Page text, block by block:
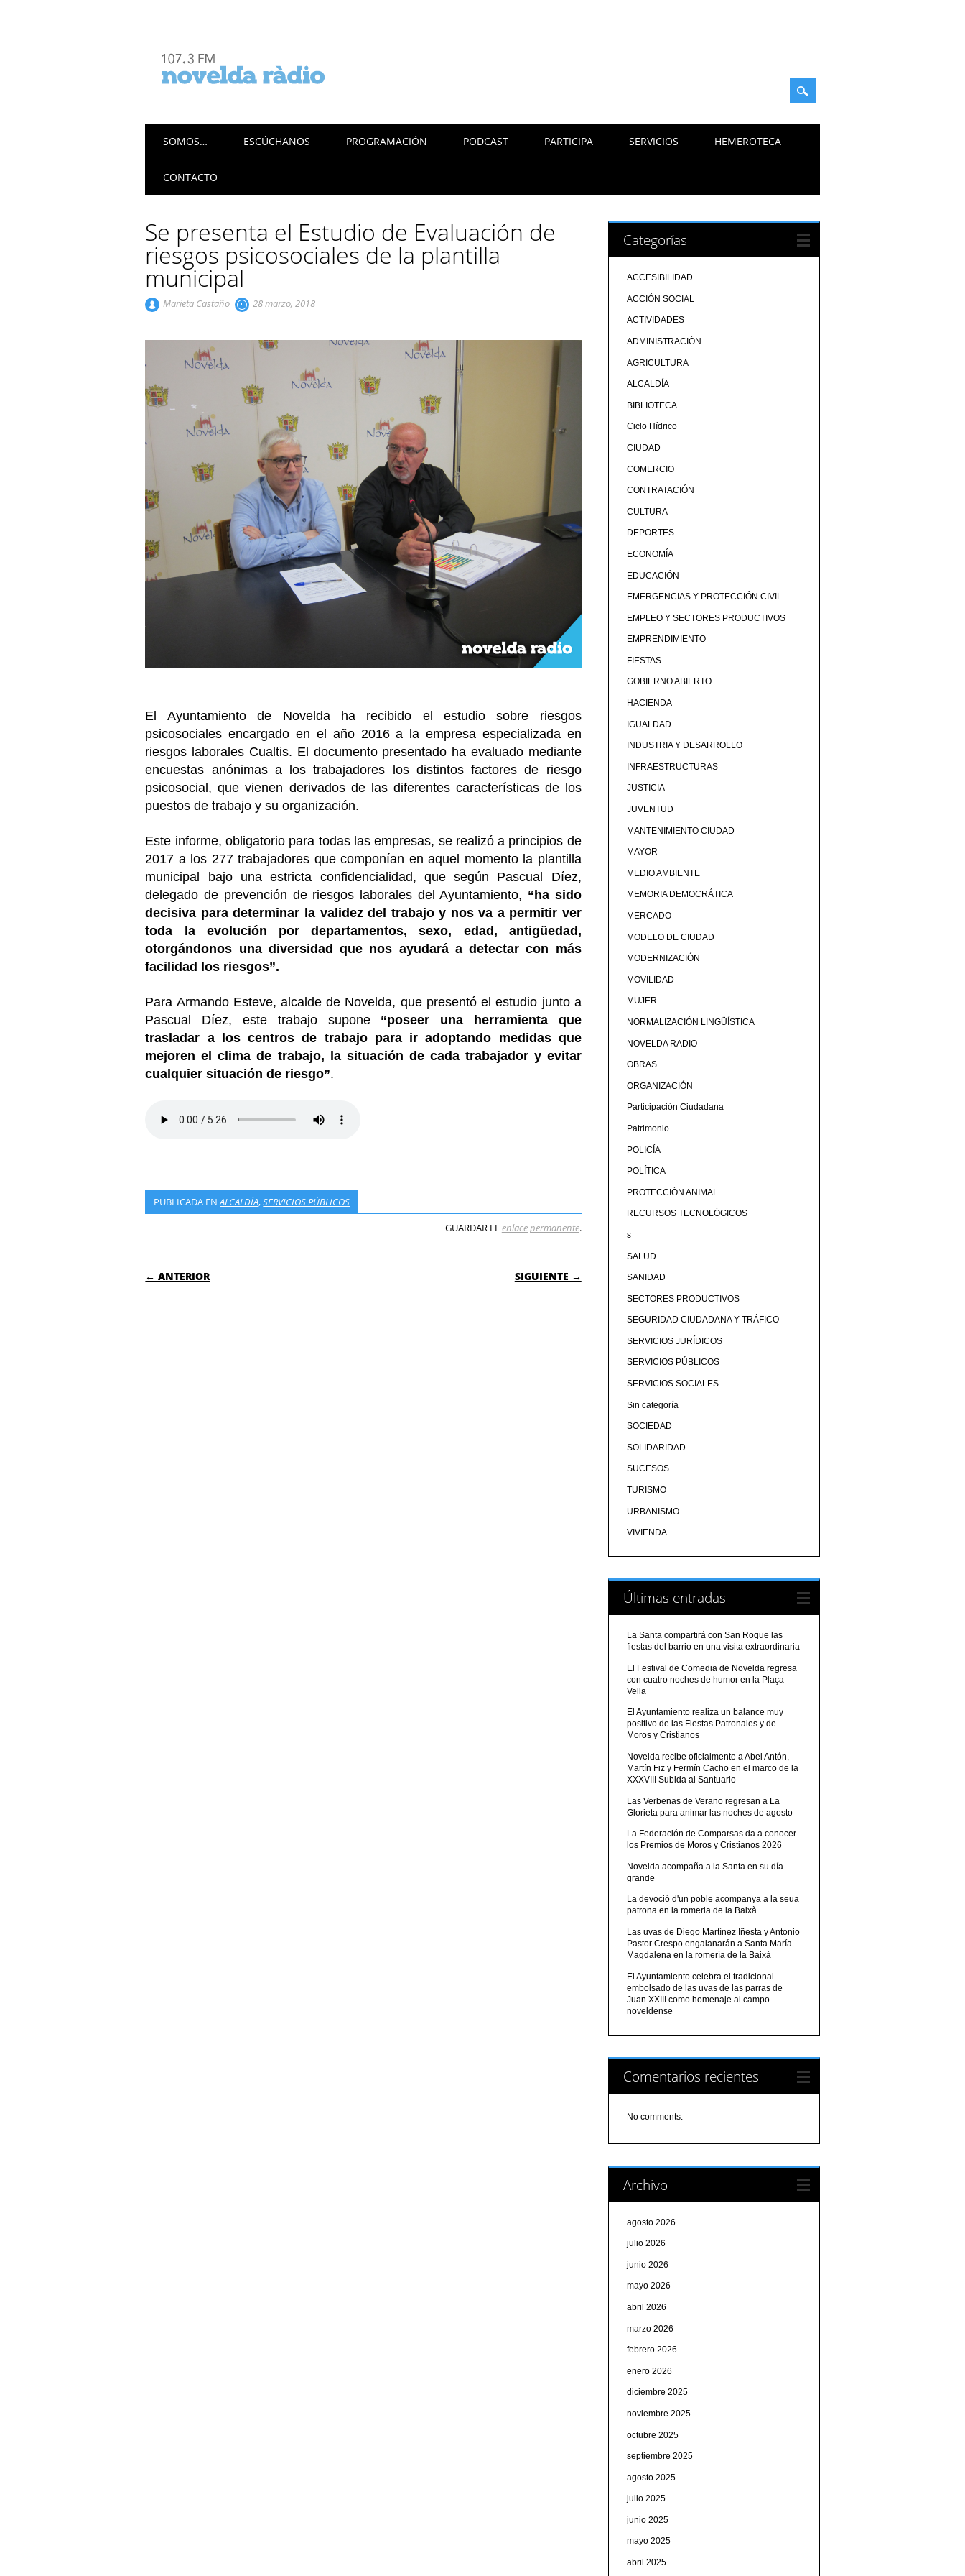
Menú principal
SOMOS… ESCÚCHANOS PROGRAMACIÓN PODCAST PARTICIPA SERVICIOS HEMEROTECA
CONTACTO
Se presenta el Estudio de Evaluación de
riesgos psicosociales de la plantilla
municipal
Marieta Castaño 28 marzo, 2018
El Ayuntamiento de Novelda ha recibido el estudio sobre riesgos
psicosociales encargado en el año 2016 a la empresa especializada en
riesgos laborales Cualtis. El documento presentado ha evaluado mediante
encuestas anónimas a los trabajadores los distintos factores de riesgo
psicosocial, que vienen derivados de las diferentes características de los
puestos de trabajo y su organización.
Este informe, obligatorio para todas las empresas, se realizó a principios de
2017 a los 277 trabajadores que componían en aquel momento la plantilla
municipal bajo una estricta confidencialidad, que según Pascual Díez,
delegado de prevención de riesgos laborales del Ayuntamiento, “ha sido
decisiva para determinar la validez del trabajo y nos va a permitir ver
toda la evolución por departamentos, sexo, edad, antigüedad,
otorgándonos una diversidad que nos ayudará a detectar con más
facilidad los riesgos”.
Para Armando Esteve, alcalde de Novelda, que presentó el estudio junto a
Pascual Díez, este trabajo supone “poseer una herramienta que
trasladar a los centros de trabajo para ir adoptando medidas que
mejoren el clima de trabajo, la situación de cada trabajador y evitar
cualquier situación de riesgo”.
PUBLICADA ENALCALDÍA,SERVICIOS PÚBLICOS
GUARDAR EL enlace permanente.
NAVEGACIÓN DE ENTRADAS
← ANTERIOR SIGUIENTE →
Categorías
ACCESIBILIDAD
ACCIÓN SOCIAL
ACTIVIDADES
ADMINISTRACIÓN
AGRICULTURA
ALCALDÍA
BIBLIOTECA
Ciclo Hídrico
CIUDAD
COMERCIO
CONTRATACIÓN
CULTURA
DEPORTES
ECONOMÍA
EDUCACIÓN
EMERGENCIAS Y PROTECCIÓN CIVIL
EMPLEO Y SECTORES PRODUCTIVOS
EMPRENDIMIENTO
FIESTAS
GOBIERNO ABIERTO
HACIENDA
IGUALDAD
INDUSTRIA Y DESARROLLO
INFRAESTRUCTURAS
JUSTICIA
JUVENTUD
MANTENIMIENTO CIUDAD
MAYOR
MEDIO AMBIENTE
MEMORIA DEMOCRÁTICA
MERCADO
MODELO DE CIUDAD
MODERNIZACIÓN
MOVILIDAD
MUJER
NORMALIZACIÓN LINGÜÍSTICA
NOVELDA RADIO
OBRAS
ORGANIZACIÓN
Participación Ciudadana
Patrimonio
POLICÍA
POLÍTICA
PROTECCIÓN ANIMAL
RECURSOS TECNOLÓGICOS
s
SALUD
SANIDAD
SECTORES PRODUCTIVOS
SEGURIDAD CIUDADANA Y TRÁFICO
SERVICIOS JURÍDICOS
SERVICIOS PÚBLICOS
SERVICIOS SOCIALES
Sin categoría
SOCIEDAD
SOLIDARIDAD
SUCESOS
TURISMO
URBANISMO
VIVIENDA
Últimas entradas
La Santa compartirá con San Roque las
fiestas del barrio en una visita extraordinaria
El Festival de Comedia de Novelda regresa
con cuatro noches de humor en la Plaça
Vella
El Ayuntamiento realiza un balance muy
positivo de las Fiestas Patronales y de
Moros y Cristianos
Novelda recibe oficialmente a Abel Antón,
Martín Fiz y Fermín Cacho en el marco de la
XXXVIII Subida al Santuario
Las Verbenas de Verano regresan a La
Glorieta para animar las noches de agosto
La Federación de Comparsas da a conocer
los Premios de Moros y Cristianos 2026
Novelda acompaña a la Santa en su día
grande
La devoció d'un poble acompanya a la seua
patrona en la romeria de la Baixà
Las uvas de Diego Martínez Iñesta y Antonio
Pastor Crespo engalanarán a Santa María
Magdalena en la romería de la Baixà
El Ayuntamiento celebra el tradicional
embolsado de las uvas de las parras de
Juan XXIII como homenaje al campo
noveldense
Comentarios recientes
No comments.
Archivo
agosto 2026
julio 2026
junio 2026
mayo 2026
abril 2026
marzo 2026
febrero 2026
enero 2026
diciembre 2025
noviembre 2025
octubre 2025
septiembre 2025
agosto 2025
julio 2025
junio 2025
mayo 2025
abril 2025